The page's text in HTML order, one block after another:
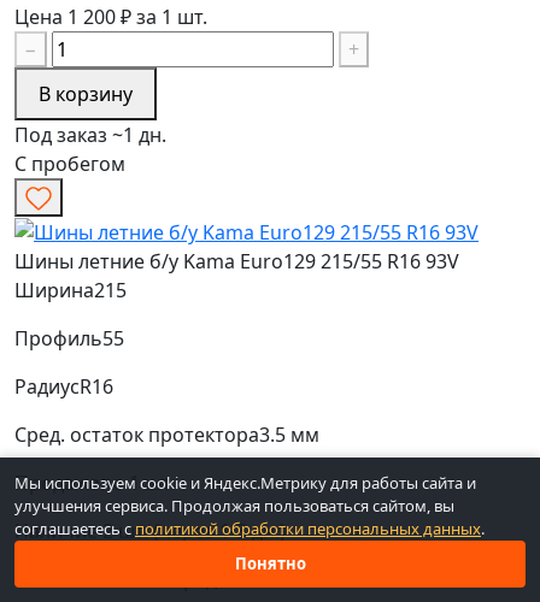
Цена 1 200 ₽ за 1 шт.
−
+
В корзину
Под заказ ~1 дн.
С пробегом
Шины летние б/у Kama Euro129 215/55 R16 93V
Ширина215
Профиль55
РадиусR16
Сред. остаток протектора3.5 мм
Продажапо 1 шт.
Наличие2 шт. (через 1-3 дн.)
Высокая
Мы используем cookie и Яндекс.Метрику для работы сайта и
улучшения сервиса. Продолжая пользоваться сайтом, вы
соглашаетесь с политикой обработки персональных данных.
Понятно